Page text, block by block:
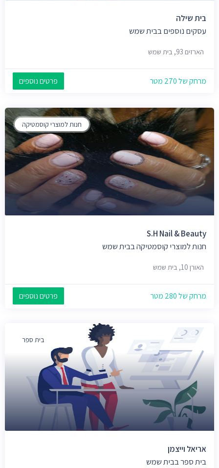
בית שילה
עסקים נוספים בבית שמש
הארזים 93, בית שמש
מרחק של 270 מטר פרטים נוספים
חנות למוצרי קוסמטיקה
S.H Nail & Beauty
חנות למוצרי קוסמטיקה בבית שמש
האורן 10, בית שמש
מרחק של 280 מטר פרטים נוספים
בית ספר
אריאל וייצמן
בית ספר בבית שמש